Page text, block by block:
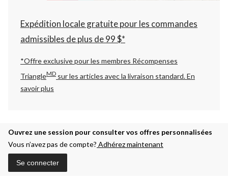
Expédition locale gratuite pour les commandes
admissibles de plus de 99 $*
*Offre exclusive pour les membres Récompenses
TriangleMD sur les articles avec la livraison standard.En
savoir plus
Ouvrez une session pour consulter vos offres personnalisées
Vous n’avez pas de compte? Adhérez maintenant
Se connecter